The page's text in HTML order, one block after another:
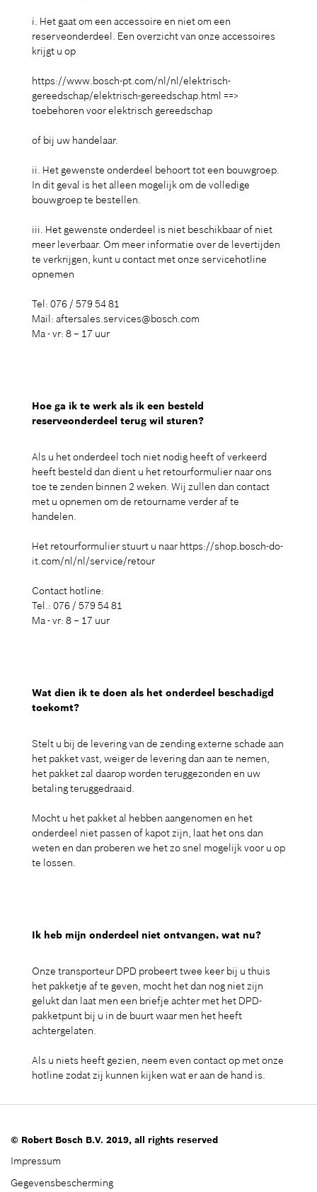
i. Het gaat om een accessoire en niet om een
reserveonderdeel. Een overzicht van onze accessoires
krijgt u op
https://www.bosch-pt.com/nl/nl/elektrisch-
gereedschap/elektrisch-gereedschap.html ==>
toebehoren voor elektrisch gereedschap
of bij uw handelaar.
ii. Het gewenste onderdeel behoort tot een bouwgroep.
In dit geval is het alleen mogelijk om de volledige
bouwgroep te bestellen.
iii. Het gewenste onderdeel is niet beschikbaar of niet
meer leverbaar. Om meer informatie over de levertijden
te verkrijgen, kunt u contact met onze servicehotline
opnemen
Tel: 076 / 579 54 81
Mail: aftersales.services@bosch.com
Ma - vr: 8 – 17 uur
Hoe ga ik te werk als ik een besteld
reserveonderdeel terug wil sturen?
Als u het onderdeel toch niet nodig heeft of verkeerd
heeft besteld dan dient u het retourformulier naar ons
toe te zenden binnen 2 weken. Wij zullen dan contact
met u opnemen om de retourname verder af te
handelen.
Het retourformulier stuurt u naar https://shop.bosch-do-
it.com/nl/nl/service/retour
Contact hotline:
Tel.: 076 / 579 54 81
Ma - vr: 8 – 17 uur
Wat dien ik te doen als het onderdeel beschadigd
toekomt?
Stelt u bij de levering van de zending externe schade aan
het pakket vast, weiger de levering dan aan te nemen,
het pakket zal daarop worden teruggezonden en uw
betaling teruggedraaid.
Mocht u het pakket al hebben aangenomen en het
onderdeel niet passen of kapot zijn, laat het ons dan
weten en dan proberen we het zo snel mogelijk voor u op
te lossen.
Ik heb mijn onderdeel niet ontvangen, wat nu?
Onze transporteur DPD probeert twee keer bij u thuis
het pakketje af te geven, mocht het dan nog niet zijn
gelukt dan laat men een briefje achter met het DPD-
pakketpunt bij u in de buurt waar men het heeft
achtergelaten.
Als u niets heeft gezien, neem even contact op met onze
hotline zodat zij kunnen kijken wat er aan de hand is.
© Robert Bosch B.V. 2019, all rights reserved
Impressum
Gegevensbescherming